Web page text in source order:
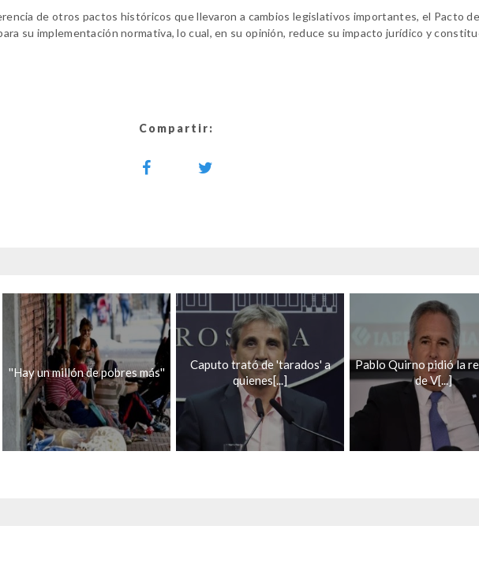
de otros pactos históricos que llevaron a cambios legislativos importantes, el Pacto
su implementación normativa, lo cual, en su opinión, reduce su impacto jurídico y
Compartir:
''Hay un millón de pobres más''
Caputo trató de 'tarados' a
quienes[...]
Pablo Quirno pidió la
de V[...]